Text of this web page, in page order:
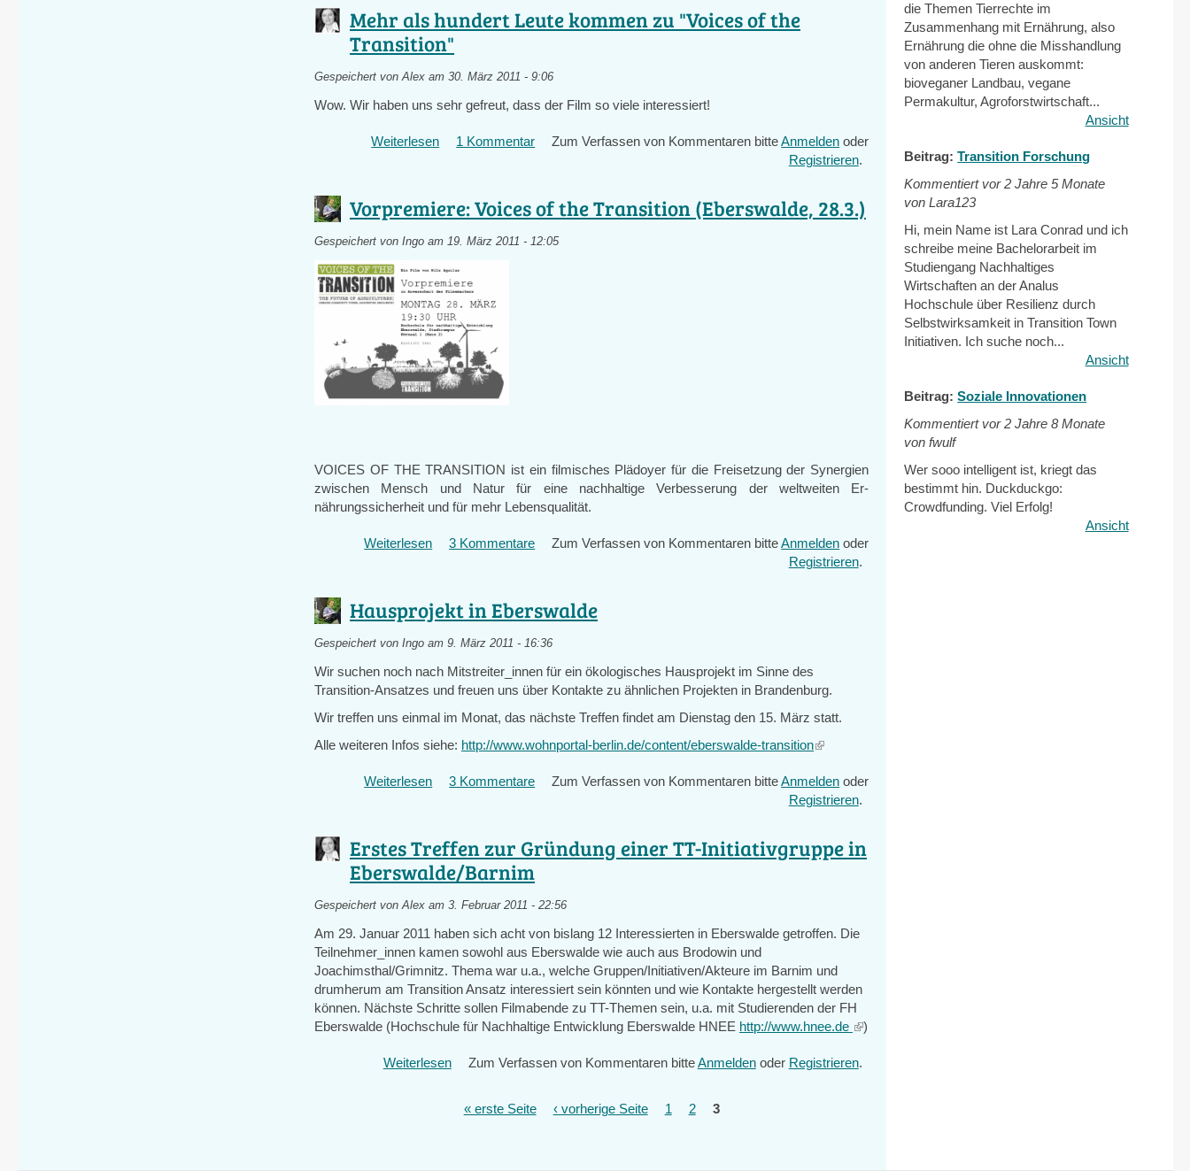
Projekt
in
Solaranlage
mit
Mehr als hundert Leute kommen zu "Voices of the
Transition"
Gespeichert vonAlex am 30. März 2011 - 9:06
Wow. Wir haben uns sehr gefreut, dass der Film so viele interessiert!
Weiterlesen über
Leute
kommen
"Voices
of
the
Transition"
1 Kommentar Zum Verfassen von Kommentaren bitteAnmelden oder
Registrieren.
Vorpremiere: Voices of the Transition (Eberswalde, 28.3.)
Gespeichert vonIngo am 19. März 2011 - 12:05
VOICES OF THE TRANSITION ist ein filmi­sches Plädoyer für die Freisetzung der Syn­ergien
zwischen Mensch und Na­tur für eine nachhaltige Verbesserung der weltweiten Er­
nährungssicherheit und für mehr Lebensqua­lität.
Weiterlesen über
the
Transition
28.3.)
3 Kommentare Zum Verfassen von Kommentaren bitteAnmelden oder
Registrieren.
Hausprojekt in Eberswalde
Gespeichert vonIngo am 9. März 2011 - 16:36
Wir suchen noch nach Mitstreiter_innen für ein ökologisches Hausprojekt im Sinne des
Transition-Ansatzes und freuen uns über Kontakte zu ähnlichen Projekten in Brandenburg.
Wir treffen uns einmal im Monat, das nächste Treffen findet am Dienstag den 15. März statt.
Alle weiteren Infos siehe: http://www.wohnportal-berlin.de/content/eberswalde-transition(link
external)
Weiterlesen über3 Kommentare Zum Verfassen von Kommentaren bitteAnmelden oder
Registrieren.
Erstes Treffen zur Gründung einer TT-Initiativgruppe in
Eberswalde/Barnim
Gespeichert vonAlex am 3. Februar 2011 - 22:56
Am 29. Januar 2011 haben sich acht von bislang 12 Interessierten in Eberswalde getroffen. Die
Teilnehmer_innen kamen sowohl aus Eberswalde wie auch aus Brodowin und
Joachimsthal/Grimnitz. Thema war u.a., welche Gruppen/Initiativen/Akteure im Barnim und
drumherum am Transition Ansatz interessiert sein könnten und wie Kontakte hergestellt werden
können. Nächste Schritte sollen Filmabende zu TT-Themen sein, u.a. mit Studierenden der FH
Eberswalde (Hochschule für Nachhaltige Entwicklung Eberswalde HNEE http://www.hnee.de (link
external)
)
Weiterlesenüber
zur
Zum Verfassen von Kommentaren bitteAnmeldenoder Registrieren.
« erste Seite ‹ vorherige Seite 1 2 3
die Themen Tierrechte im
Zusammenhang mit Ernährung, also
Ernährung die ohne die Misshandlung
von anderen Tieren auskommt:
bioveganer Landbau, vegane
Permakultur, Agroforstwirtschaft...
Ansicht
Beitrag:Transition Forschung
Kommentiert vor2 Jahre 5 Monate
von Lara123
Hi, mein Name ist Lara Conrad und ich
schreibe meine Bachelorarbeit im
Studiengang Nachhaltiges
Wirtschaften an der Analus
Hochschule über Resilienz durch
Selbstwirksamkeit in Transition Town
Initiativen. Ich suche noch...
Ansicht
Beitrag:Soziale Innovationen
Kommentiert vor2 Jahre 8 Monate
von fwulf
Wer sooo intelligent ist, kriegt das
bestimmt hin. Duckduckgo:
Crowdfunding. Viel Erfolg!
Ansicht